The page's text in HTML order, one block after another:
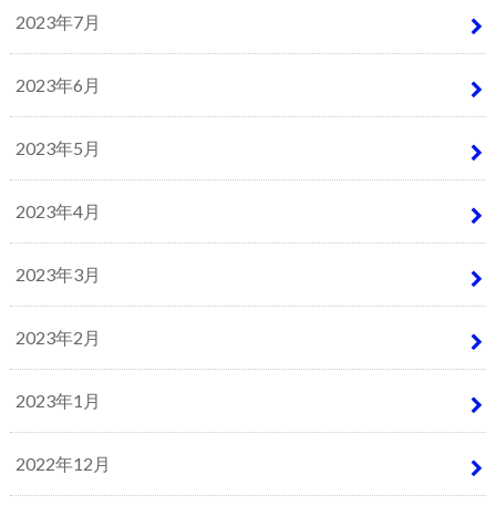
2023年7月
2023年6月
2023年5月
2023年4月
2023年3月
2023年2月
2023年1月
2022年12月